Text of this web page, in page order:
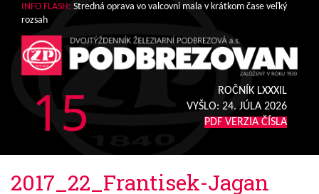
INFO FLASH: Stredná oprava vo valcovni mala v krátkom čase veľký
rozsah
15
ROČNÍK LXXXIL
VYŠLO: 24. JÚLA 2026
PDF VERZIA ČÍSLA
2017_22_Frantisek-Jagan